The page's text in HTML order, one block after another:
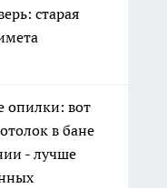
старая
опилки: вот
в бане
- лучше